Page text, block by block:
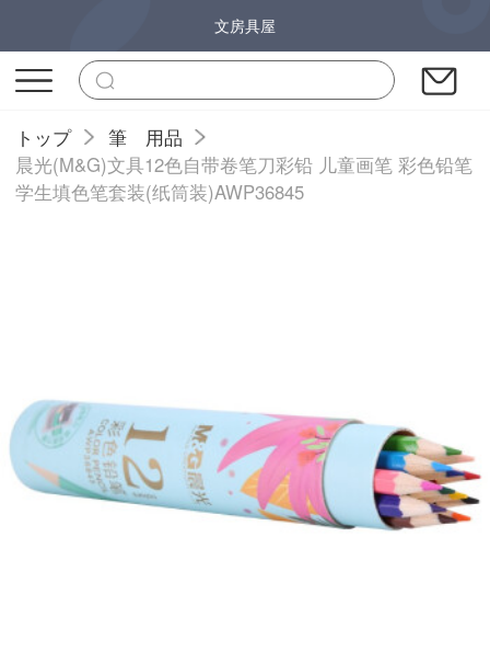
文房具屋
トップ
筆 用品
晨光(M&G)文具12色自带卷笔刀彩铅 儿童画笔 彩色铅笔
学生填色笔套装(纸筒装)AWP36845